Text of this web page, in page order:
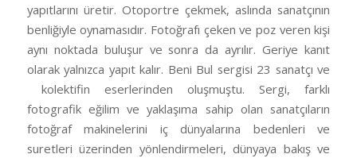
yapıtlarını üretir. Otoportre çekmek, aslında sanatçının
benliğiyle oynamasıdır. Fotoğrafı çeken ve poz veren kişi
aynı noktada buluşur ve sonra da ayrılır. Geriye kanıt
olarak yalnızca yapıt kalır. Beni Bul sergisi 23 sanatçı ve
kolektifin eserlerinden oluşmuştu. Sergi, farklı
fotografik eğilim ve yaklaşıma sahip olan sanatçıların
fotoğraf makinelerini iç dünyalarına bedenleri ve
suretleri üzerinden yönlendirmeleri, dünyaya bakış ve